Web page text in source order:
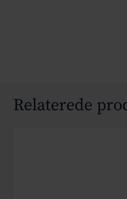
Relaterede